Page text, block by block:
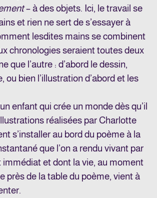
– à des objets. Ici, le travail se
et rien ne sert de s’essayer à
lesdites mains se combinent
chronologies seraient toutes deux
que l’autre : d’abord le dessin,
ou bien l’illustration d’abord et les
enfant qui crée un monde dès qu’il
réalisées par Charlotte
s’installer au bord du poème à la
que l’on a rendu vivant par
immédiat et dont la vie, au moment
près de la table du poème, vient à